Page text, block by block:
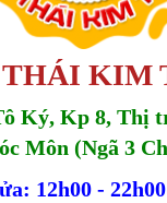
THÁI KIM
Ký, Kp 8, Thị
Môn (Ngã 3
12h00 -